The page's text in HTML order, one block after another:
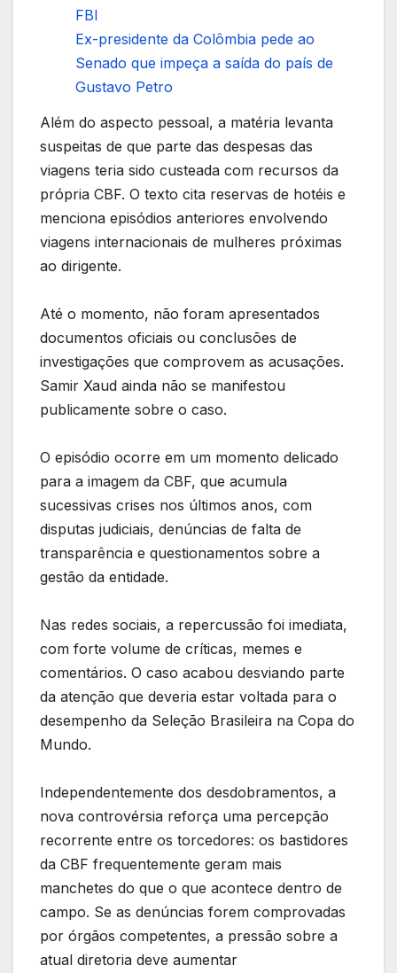
FBI
Ex-presidente da Colômbia pede ao
Senado que impeça a saída do país de
Gustavo Petro
Além do aspecto pessoal, a matéria levanta
suspeitas de que parte das despesas das
viagens teria sido custeada com recursos da
própria CBF. O texto cita reservas de hotéis e
menciona episódios anteriores envolvendo
viagens internacionais de mulheres próximas
ao dirigente.
Até o momento, não foram apresentados
documentos oficiais ou conclusões de
investigações que comprovem as acusações.
Samir Xaud ainda não se manifestou
publicamente sobre o caso.
O episódio ocorre em um momento delicado
para a imagem da CBF, que acumula
sucessivas crises nos últimos anos, com
disputas judiciais, denúncias de falta de
transparência e questionamentos sobre a
gestão da entidade.
Nas redes sociais, a repercussão foi imediata,
com forte volume de críticas, memes e
comentários. O caso acabou desviando parte
da atenção que deveria estar voltada para o
desempenho da Seleção Brasileira na Copa do
Mundo.
Independentemente dos desdobramentos, a
nova controvérsia reforça uma percepção
recorrente entre os torcedores: os bastidores
da CBF frequentemente geram mais
manchetes do que o que acontece dentro de
campo. Se as denúncias forem comprovadas
por órgãos competentes, a pressão sobre a
atual diretoria deve aumentar